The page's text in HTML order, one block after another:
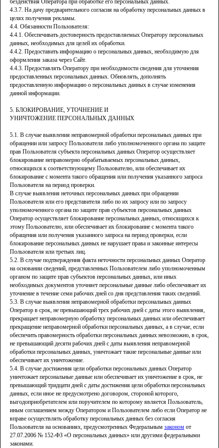
бездействия Оператора при обработке его персональных данных.
4.3.7. На дачу предварительного согласия на обработку персональных данных в
целях получения рекламы.
4.4. Обязанности Пользователя:
4.4.1. Обеспечивать достоверность предоставляемых Оператору персональных
данных, необходимых для целей их обработки.
4.4.2. Предоставить информацию о персональных данных, необходимую для
оформления заказа через Сайт.
4.4.3. Предоставлять Оператору при необходимости сведения для уточнения
предоставленных персональных данных. Обновлять, дополнять
предоставленную информацию о персональных данных в случае изменения
данной информации.
5. БЛОКИРОВАНИЕ, УТОЧНЕНИЕ И
УНИЧТОЖЕНИЕ ПЕРСОНАЛЬНЫХ ДАННЫХ
5.1. В случае выявления неправомерной обработки персональных данных при
обращении или запросу Пользователя либо уполномоченного органа по защите
прав Пользователя субъекта персональных данных Оператор осуществляет
блокирование неправомерно обрабатываемых персональных данных,
относящихся к соответствующему Пользователю, или обеспечивает их
блокирование с момента такого обращения или получения указанного запроса
Пользователя на период проверки.
В случае выявления неточных персональных данных при обращении
Пользователя или его представителя либо по их запросу или по запросу
уполномоченного органа по защите прав субъектов персональных данных
Оператор осуществляет блокирование персональных данных, относящихся к
этому Пользователю, или обеспечивает их блокирование с момента такого
обращения или получения указанного запроса на период проверки, если
блокирование персональных данных не нарушает права и законные интересы
Пользователя или третьих лиц.
5.2. В случае подтверждения факта неточности персональных данных Оператор
на основании сведений, представленных Пользователем либо уполномоченным
органом по защите прав субъектов персональных данных, или иных
необходимых документов уточняет персональные данные либо обеспечивает их
уточнение в течение семи рабочих дней со дня представления таких сведений.
5.3. В случае выявления неправомерной обработки персональных данных
Оператор в срок, не превышающий трех рабочих дней с даты этого выявления,
прекращает неправомерную обработку персональных данных или обеспечивает
прекращение неправомерной обработки персональных данных, а в случае, если
обеспечить правомерность обработки персональных данных невозможно, в срок,
не превышающий десяти рабочих дней с даты выявления неправомерной
обработки персональных данных, уничтожает такие персональные данные или
обеспечивает их уничтожение.
5.4. В случае достижения цели обработки персональных данных Оператор
уничтожает персональные данные или обеспечивает их уничтожение в срок, не
превышающий тридцати дней с даты достижения цели обработки персональных
данных, если иное не предусмотрено договором, стороной которого,
выгодоприобретателем или поручителем по которому является Пользователь,
иным соглашением между Оператором и Пользователем либо если Оператор не
вправе осуществлять обработку персональных данных без согласия
Пользователя на основаниях, предусмотренных Федеральным законом от
27.07.2006 № 152-ФЗ «О персональных данных» или другими федеральными
законами.
Оплата
Доставка
Размеры
конфиденциальности
MAX
Telegram
info@mirey-group.ru
Покупателям
О бренде
Магазины
Mirey
Контакты
подписаться